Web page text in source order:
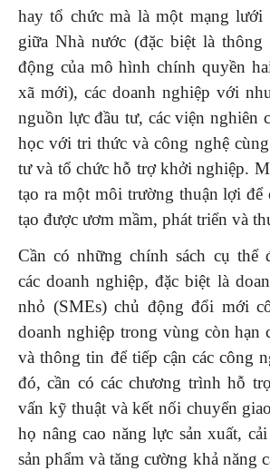
hay tổ chức mà là một mạng lưới
giữa Nhà nước (đặc biệt là thông
động của mô hình chính quyền
xã mới), các doanh nghiệp với
nguồn lực đầu tư, các viện nghiên
học với tri thức và công nghệ
tư và tổ chức hỗ trợ khởi nghiệp.
tạo ra một môi trường thuận lợi để
tạo được ươm mầm, phát triển và
Cần có những chính sách cụ thể
các doanh nghiệp, đặc biệt là
nhỏ (SMEs) chủ động đổi mới
doanh nghiệp trong vùng còn hạn
và thông tin để tiếp cận các công
đó, cần có các chương trình hỗ
vấn kỹ thuật và kết nối chuyển
họ nâng cao năng lực sản xuất,
sản phẩm và tăng cường khả năng